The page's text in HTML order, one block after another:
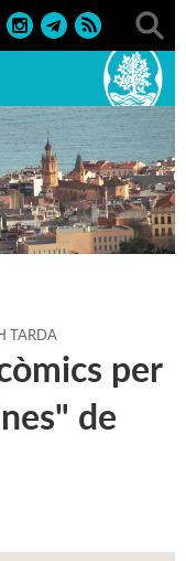
literàries
TARDA
per
de